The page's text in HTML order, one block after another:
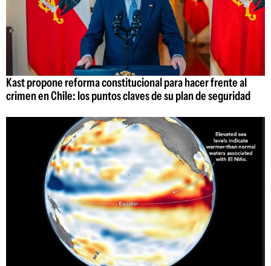
Kast propone reforma constitucional para hacer frente al
crimen en Chile: los puntos claves de su plan de seguridad